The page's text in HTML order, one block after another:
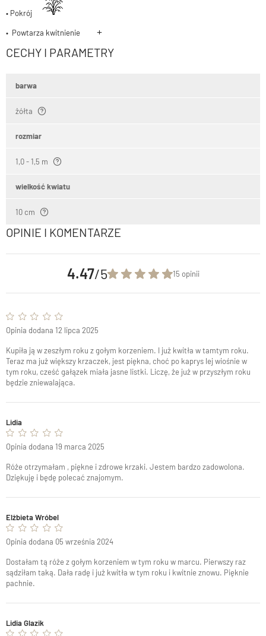
• Pokrój
• Powtarza kwitnienie +
CECHY I PARAMETRY
barwa
żółta
rozmiar
1,0 - 1,5 m
wielkość kwiatu
10 cm
OPINIE I KOMENTARZE
4.47/5 15 opinii
Kupiła ją w zeszłym roku z gołym korzeniem. I już kwitła w tamtym roku.
Teraz ma już większy krzaczek, jest piękna, choć po kaprys lej wiośnie w
tym roku, cześć gałązek miała jasne listki. Liczę, że już w przyszłym roku
będzie zniewalająca.
Lidia
Opinia dodana 12 lipca 2025
Róże otrzymałam , piękne i zdrowe krzaki. Jestem bardzo zadowolona.
Dziękuję i będę polecać znajomym.
Elżbieta Wróbel
Opinia dodana 19 marca 2025
Dostałam tą róże z gołym korzeniem w tym roku w marcu. Pierwszy raz
sądziłam taką. Dała radę i już kwitła w tym roku i kwitnie znowu. Pięknie
pachnie.
Lidia Glazik
Opinia dodana 05 września 2024